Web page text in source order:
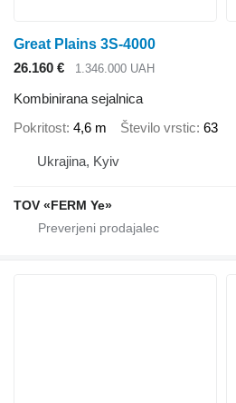
Great Plains 3S-4000
26.160 €
1.346.000 UAH
Kombinirana sejalnica
Pokritost 4,6 m Število vrstic 63
Ukrajina, Kyiv
TOV «FERM Ye»